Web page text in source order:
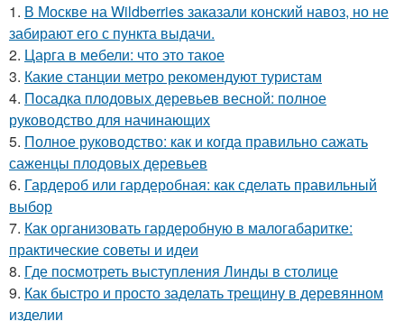
1. В Москве на Wildberries заказали конский навоз, но не
забирают его с пункта выдачи.
2. Царга в мебели: что это такое
3. Какие станции метро рекомендуют туристам
4. Посадка плодовых деревьев весной: полное
руководство для начинающих
5. Полное руководство: как и когда правильно сажать
саженцы плодовых деревьев
6. Гардероб или гардеробная: как сделать правильный
выбор
7. Как организовать гардеробную в малогабаритке:
практические советы и идеи
8. Где посмотреть выступления Линды в столице
9. Как быстро и просто заделать трещину в деревянном
изделии